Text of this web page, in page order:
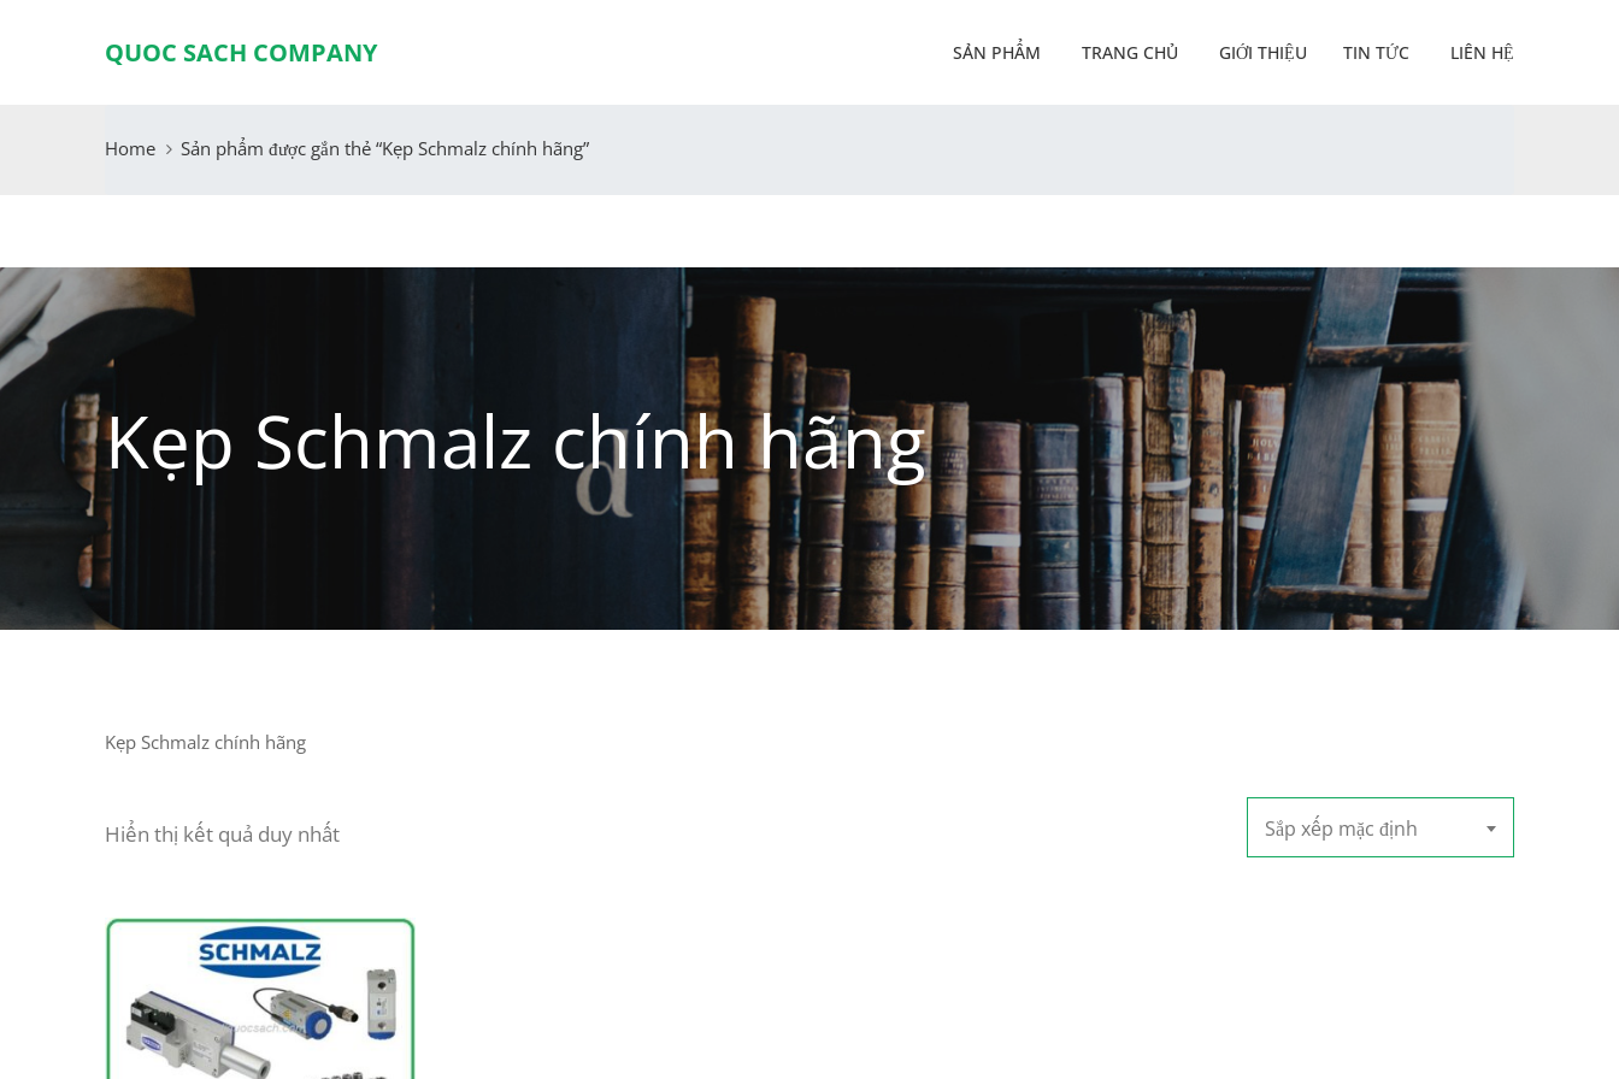
QUOC SACH COMPANY SẢN PHẨM TRANG CHỦ GIỚI THIỆU TIN TỨC LIÊN HỆ
Home Sản phẩm được gắn thẻ “Kẹp Schmalz chính hãng”
Kẹp Schmalz chính hãng
Kẹp Schmalz chính hãng
Hiển thị kết quả duy nhất Sắp xếp mặc định